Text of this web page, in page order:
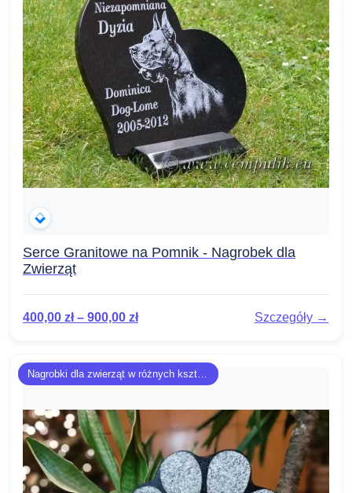
Serce Granitowe na Pomnik - Nagrobek dla
Zwierząt
400,00 zł – 900,00 zł Szczegóły →
Nagrobki dla zwierząt w różnych kształtach